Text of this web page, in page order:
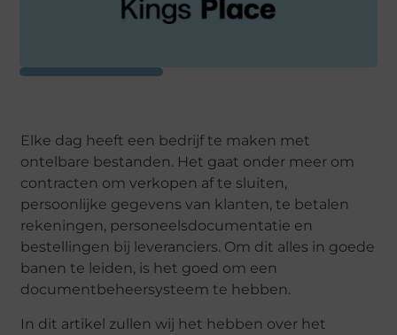
Elke dag heeft een bedrijf te maken met
ontelbare bestanden. Het gaat onder meer om
contracten om verkopen af te sluiten,
persoonlijke gegevens van klanten, te betalen
rekeningen, personeelsdocumentatie en
bestellingen bij leveranciers. Om dit alles in goede
banen te leiden, is het goed om een
documentbeheersysteem te hebben.
In dit artikel zullen wij het hebben over het